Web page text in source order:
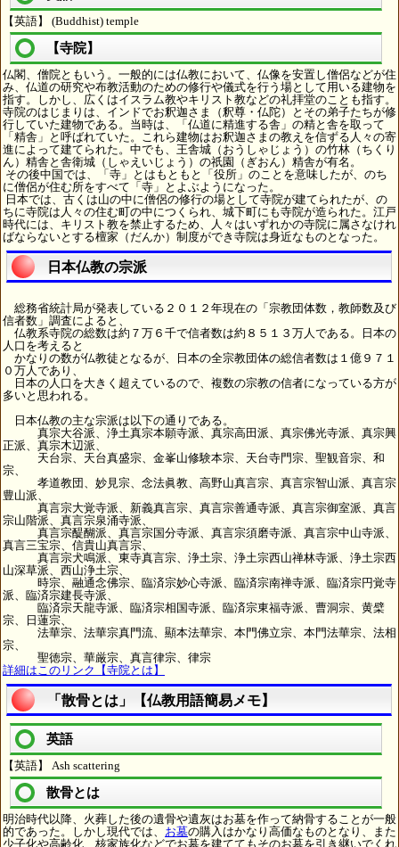
【英語】 (Buddhist) temple
【寺院】
仏閣、僧院ともいう。一般的には仏教において、仏像を安置し僧侶などが住
み、仏道の研究や布教活動のための修行や儀式を行う場として用いる建物を
指す。しかし、広くはイスラム教やキリスト教などの礼拝堂のことも指す。
寺院のはじまりは、インドでお釈迦さま（釈尊・仏陀）とその弟子たちが修
行していた建物である。当時は、「仏道に精進する舎」の精と舎を取って
「精舎」と呼ばれていた。これら建物はお釈迦さまの教えを信ずる人々の寄
進によって建てられた。中でも、王舎城（おうしゃじょう）の竹林（ちくり
ん）精舎と舎衛城（しゃえいじょう）の祇園（ぎおん）精舎が有名。
その後中国では、「寺」とはもともと「役所」のことを意味したが、のち
に僧侶が住む所をすべて「寺」とよぶようになった。
日本では、古くは山の中に僧侶の修行の場として寺院が建てられたが、の
ちに寺院は人々の住む町の中につくられ、城下町にも寺院が造られた。江戸
時代には、キリスト教を禁止するため、人々はいずれかの寺院に属さなけれ
ばならないとする檀家（だんか）制度ができ寺院は身近なものとなった。
日本仏教の宗派
総務省統計局が発表している２０１２年現在の「宗教団体数，教師数及び
信者数」調査によると、
仏教系寺院の総数は約７万６千で信者数は約８５１３万人である。日本の
人口を考えると
かなりの数が仏教徒となるが、日本の全宗教団体の総信者数は１億９７１
０万人であり、
日本の人口を大きく超えているので、複数の宗教の信者になっている方が
多いと思われる。
日本仏教の主な宗派は以下の通りである。
真宗大谷派、浄土真宗本願寺派、真宗高田派、真宗佛光寺派、真宗興
正派、真宗木辺派、
天台宗、天台真盛宗、金峯山修験本宗、天台寺門宗、聖観音宗、和
宗、
孝道教団、妙見宗、念法眞教、高野山真言宗、真言宗智山派、真言宗
豊山派、
真言宗大覚寺派、新義真言宗、真言宗善通寺派、真言宗御室派、真言
宗山階派、真言宗泉涌寺派、
真言宗醍醐派、真言宗国分寺派、真言宗須磨寺派、真言宗中山寺派、
真言三宝宗、信貴山真言宗、
真言宗犬鳴派、東寺真言宗、浄土宗、浄土宗西山禅林寺派、浄土宗西
山深草派、西山浄土宗、
時宗、融通念佛宗、臨済宗妙心寺派、臨済宗南禅寺派、臨済宗円覚寺
派、臨済宗建長寺派、
臨済宗天龍寺派、臨済宗相国寺派、臨済宗東福寺派、曹洞宗、黄檗
宗、日蓮宗、
法華宗、法華宗真門流、顯本法華宗、本門佛立宗、本門法華宗、法相
宗、
聖徳宗、華厳宗、真言律宗、律宗
詳細はこのリンク【寺院とは】
「散骨とは」【仏教用語簡易メモ】
英語
【英語】 Ash scattering
散骨とは
明治時代以降、火葬した後の遺骨や遺灰はお墓を作って納骨することが一般
的であった。しかし現代では、 お墓の購入はかなり高価なものとなり、また
少子化や高齢化、核家族化などでお墓を建ててもそのお墓を引き継いでくれ